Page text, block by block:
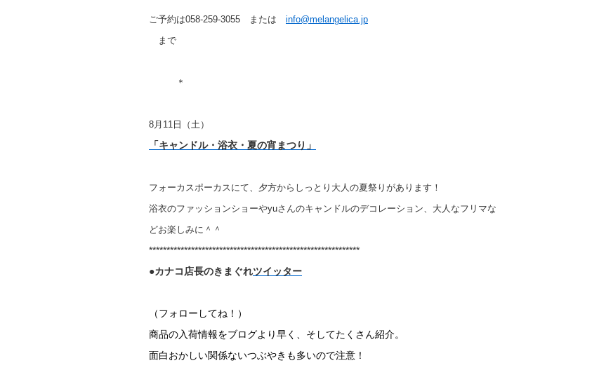
ご予約は058-259-3055 または info@melangelica.jp
まで
＊
8月11日（土）
「キャンドル・浴衣・夏の宵まつり」
フォーカスポーカスにて、夕方からしっとり大人の夏祭りがあります！
浴衣のファッションショーやyuさんのキャンドルのデコレーション、大人なフリマな
どお楽しみに＾＾
************************************************************
●カナコ店長のきまぐれツイッター
（フォローしてね！）
商品の入荷情報をブログより早く、そしてたくさん紹介。
面白おかしい関係ないつぶやきも多いので注意！